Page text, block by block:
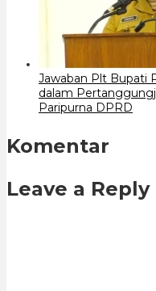
Jawaban Plt Bupati
dalam
Paripurna DPRD
Komentar
Leave a Reply